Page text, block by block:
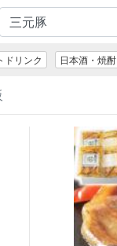
ドリンク 日本酒・焼酎